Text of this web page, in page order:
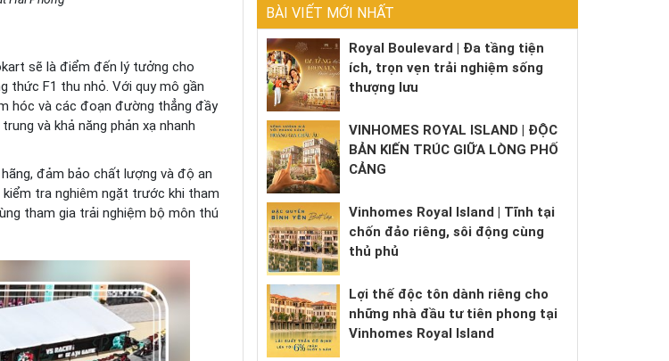
sẽ là điểm đến lý tưởng cho
thức F1 thu nhỏ. Với quy mô gần
hóc và các đoạn đường thẳng đầy
và khả năng phản xạ nhanh
đảm bảo chất lượng và độ an
tra nghiêm ngặt trước khi tham
tham gia trải nghiệm bộ môn thú
BÀI VIẾT MỚI NHẤT
Royal Boulevard | Đa tầng tiện
ích, trọn vẹn trải nghiệm sống
thượng lưu
VINHOMES ROYAL ISLAND | ĐỘC
BẢN KIẾN TRÚC GIỮA LÒNG PHỐ
CẢNG
Vinhomes Royal Island | Tĩnh tại
chốn đảo riêng, sôi động cùng
thủ phủ
Lợi thế độc tôn dành riêng cho
những nhà đầu tư tiên phong tại
Vinhomes Royal Island